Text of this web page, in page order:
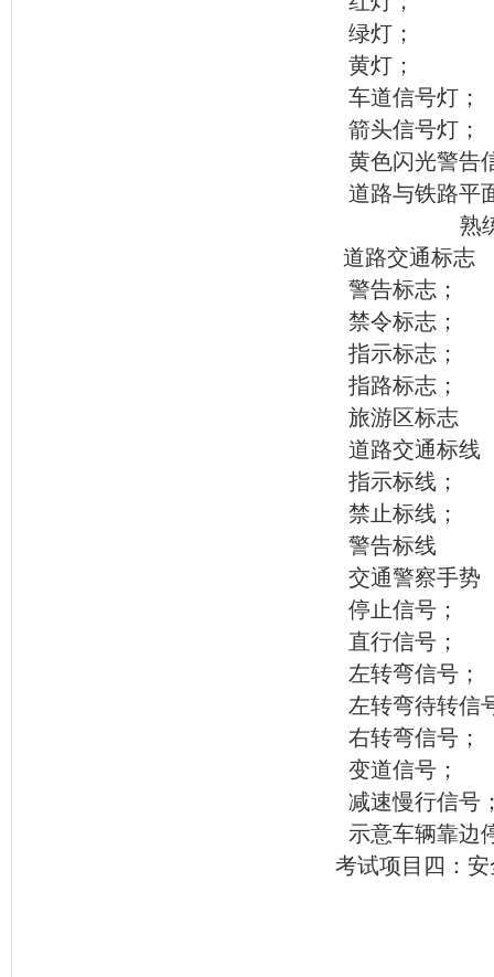
绿灯；
黄灯；
车道信号灯；
箭头信号灯；
黄色闪光警告
道路与铁路平
熟
道路交通标志
警告标志；
禁令标志；
指示标志；
指路标志；
旅游区标志
道路交通标线
指示标线；
禁止标线；
警告标线
交通警察手势
停止信号；
直行信号；
左转弯信号；
左转弯待转信
右转弯信号；
变道信号；
减速慢行信号
示意车辆靠边
考试项目四：